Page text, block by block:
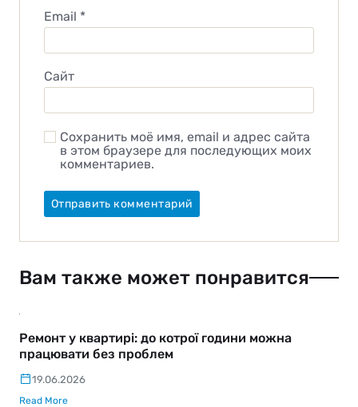
Email *
Сайт
Сохранить моё имя, email и адрес сайта
в этом браузере для последующих моих
комментариев.
Вам также может понравится
Ремонт у квартирі: до котрої години можна
працювати без проблем
19.06.2026
Read More